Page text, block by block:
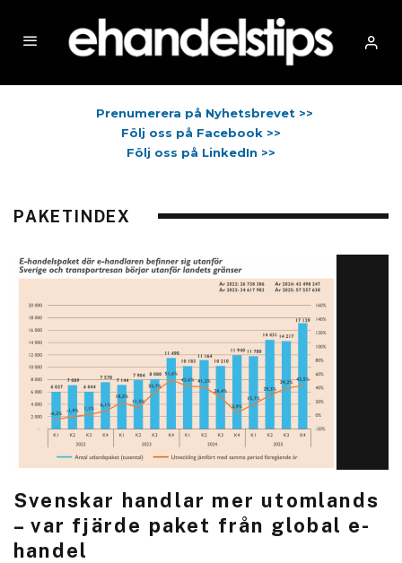
Prenumerera på Nyhetsbrevet >>
Följ oss på Facebook >>
Följ oss på LinkedIn >>
PAKETINDEX
Svenskar handlar mer utomlands
– var fjärde paket från global e-
handel